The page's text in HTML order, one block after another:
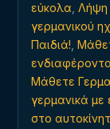
εύκολα Λήψη
γερμανικού
Παιδιά!
Μάθετε
γερμανικά με
στο